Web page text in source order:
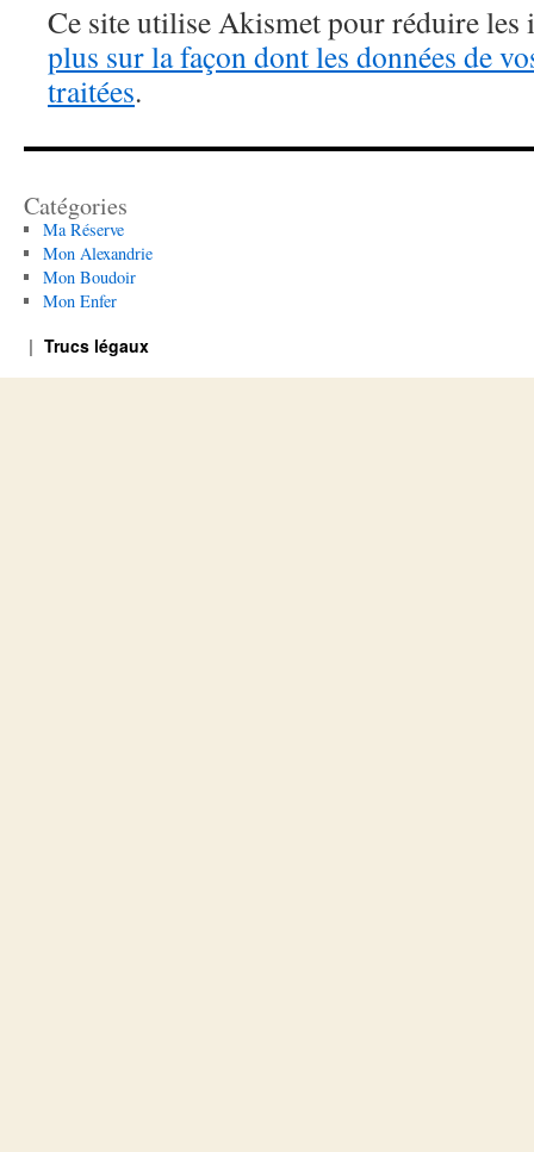
Ce site utilise Akismet pour réduire les
plus sur la façon dont les données de
traitées.
Catégories
Ma Réserve
Mon Alexandrie
Mon Boudoir
Mon Enfer
Trucs légaux